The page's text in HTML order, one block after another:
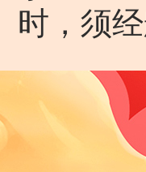
时，须